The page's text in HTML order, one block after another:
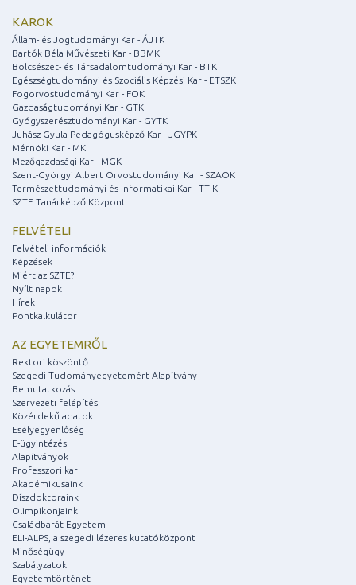
KAROK
Állam- és Jogtudományi Kar - ÁJTK
Bartók Béla Művészeti Kar - BBMK
Bölcsészet- és Társadalomtudományi Kar - BTK
Egészségtudományi és Szociális Képzési Kar - ETSZK
Fogorvostudományi Kar - FOK
Gazdaságtudományi Kar - GTK
Gyógyszerésztudományi Kar - GYTK
Juhász Gyula Pedagógusképző Kar - JGYPK
Mérnöki Kar - MK
Mezőgazdasági Kar - MGK
Szent-Györgyi Albert Orvostudományi Kar - SZAOK
Természettudományi és Informatikai Kar - TTIK
SZTE Tanárképző Központ
FELVÉTELI
Felvételi információk
Képzések
Miért az SZTE?
Nyílt napok
Hírek
Pontkalkulátor
AZ EGYETEMRŐL
Rektori köszöntő
Szegedi Tudományegyetemért Alapítvány
Bemutatkozás
Szervezeti felépítés
Közérdekű adatok
Esélyegyenlőség
E-ügyintézés
Alapítványok
Professzori kar
Akadémikusaink
Díszdoktoraink
Olimpikonjaink
Családbarát Egyetem
ELI-ALPS, a szegedi lézeres kutatóközpont
Minőségügy
Szabályzatok
Egyetemtörténet